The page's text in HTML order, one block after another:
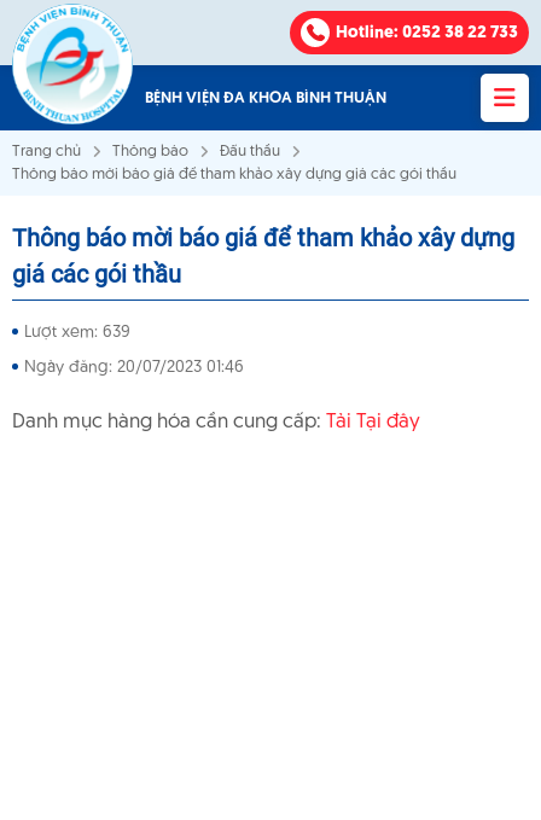
Hotline: 0252 38 22 733
BỆNH VIỆN ĐA KHOA BÌNH THUẬN
Bệnh viện Đa khoa Bình Thuận
Trang chủ Thông báo
Đấu thầu
Thông báo mời báo giá để tham khảo xây dựng giá các gói thầu
Thông báo mời báo giá để tham khảo xây dựng
giá các gói thầu
Lượt xem: 639
Ngày đăng: 20/07/2023 01:46
Danh mục hàng hóa cần cung cấp: Tải Tại đây